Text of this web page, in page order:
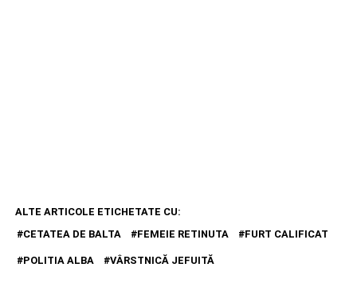
ALTE ARTICOLE ETICHETATE CU:
CETATEA DE BALTA
FEMEIE RETINUTA FURT CALIFICAT
POLITIA ALBA VÂRSTNICĂ JEFUITĂ